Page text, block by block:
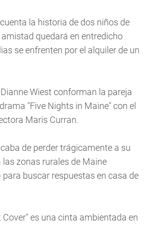
la historia de dos niños de
quedará en entredicho
se enfrenten por el alquiler de un
Wiest conforman la pareja
"Five Nights in Maine" con el
Maris Curran.
de perder trágicamente a su
zonas rurales de Maine
buscar respuestas en casa de
Cover" es una cinta ambientada en